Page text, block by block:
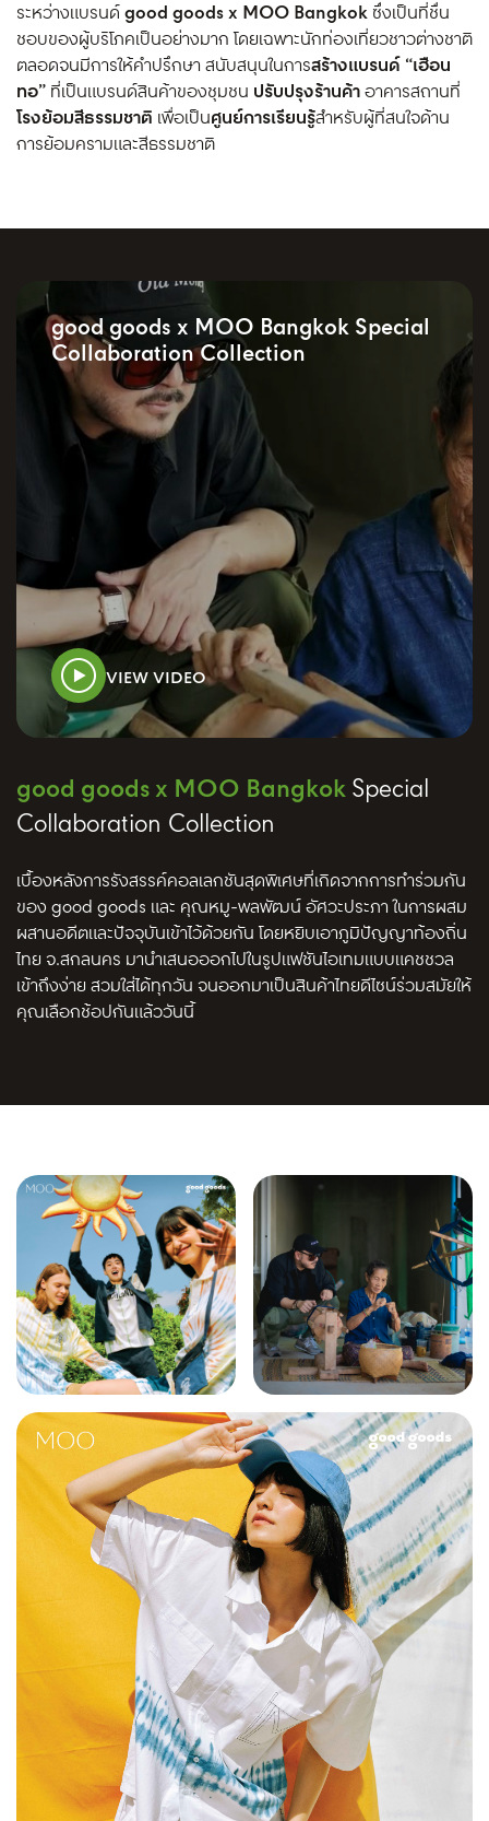
ระหว่างแบรนด์good goods x MOO Bangkok ซึ่งเป็นที่ชื่น
ชอบของผู้บริโภคเป็นอย่างมาก โดยเฉพาะนักท่องเที่ยวชาวต่างชาติ
ตลอดจนมีการให้คำปรึกษา สนับสนุนในการสร้างแบรนด์ “เฮือน
ทอ” ที่เป็นแบรนด์สินค้าของชุมชน ปรับปรุงร้านค้าอาคารสถานที่
โรงย้อมสีธรรมชาติ เพื่อเป็นศูนย์การเรียนรู้สำหรับผู้ที่สนใจด้าน
การย้อมครามและสีธรรมชาติ
good goods x MOO Bangkok Special
Collaboration Collection
VIEW VIDEO
good goods x MOO BangkokSpecial
Collaboration Collection
เบื้องหลังการรังสรรค์คอลเลกชันสุดพิเศษที่เกิดจากการทำร่วมกัน
ของ good goods และ คุณหมู-พลพัฒน์ อัศวะประภา ในการผสม
ผสานอดีตและปัจจุบันเข้าไว้ด้วยกัน โดยหยิบเอาภูมิปัญญาท้องถิ่น
ไทย จ.สกลนคร มานำเสนอออกไปในรูปแฟชันไอเทมแบบแคชชวล
เข้าถึงง่าย สวมใส่ได้ทุกวัน จนออกมาเป็นสินค้าไทยดีไซน์ร่วมสมัยให้
คุณเลือกช้อปกันแล้ววันนี้